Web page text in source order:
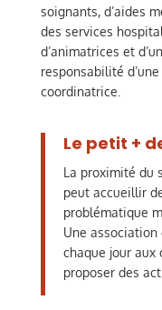
soignants, d’aides
des services
d’animatrices et
responsabilité
coordinatrice.
Le petit +
La proximité du
peut accueillir
problématique
Une
chaque jour aux
proposer des